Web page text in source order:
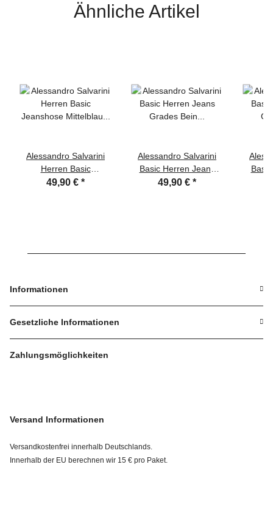
Ähnliche Artikel
Alessandro Salvarini
Herren Basic
Jeanshose Mittelblau
49,90 € *
Alessandro Salvarini
Basic Herren Jeans
Grades Bein Mittelblau
49,90 € *
Informationen
Gesetzliche Informationen
Zahlungsmöglichkeiten
Versand Informationen
Versandkostenfrei innerhalb Deutschlands.
Innerhalb der EU berechnen wir 15 € pro Paket.